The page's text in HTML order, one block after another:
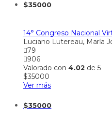
$35000
14° Congreso Nacional
Luciano Lutereau, María
79
906
Valorado con 4.02 de 5
$35000
Ver más
$35000